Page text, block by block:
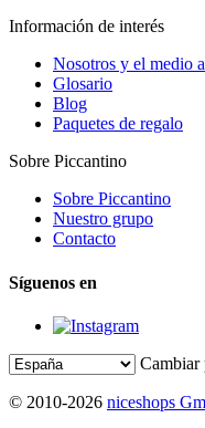
Información de interés
Nosotros y el medio
Glosario
Blog
Paquetes de regalo
Sobre Piccantino
Sobre Piccantino
Nuestro grupo
Contacto
Síguenos en
Cambiar
© 2010-2026 niceshops